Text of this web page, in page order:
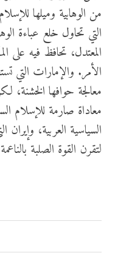
من الوهابية وميلها
التي تحاول خلع عباءة
المعتدل، تحافظ فيه على
الأمر. والإمارات التي
معالجة حوافها
معاداة صارمة للإسلام
السياسية العربية،
لتقرن القوة الصلبة